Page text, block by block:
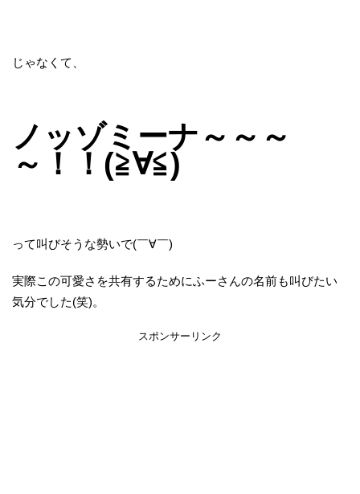
じゃなくて、
ノッゾミーナ～～～
～！！(≧∀≦)
って叫びそうな勢いで(￣∀￣)
実際この可愛さを共有するためにふーさんの名前も叫びたい
気分でした(笑)。
スポンサーリンク